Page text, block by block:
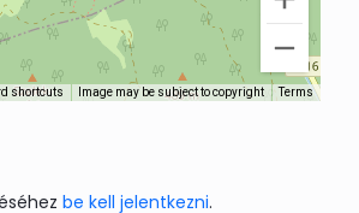
shortcuts Image may be subject to copyright Terms
be kell jelentkezni.